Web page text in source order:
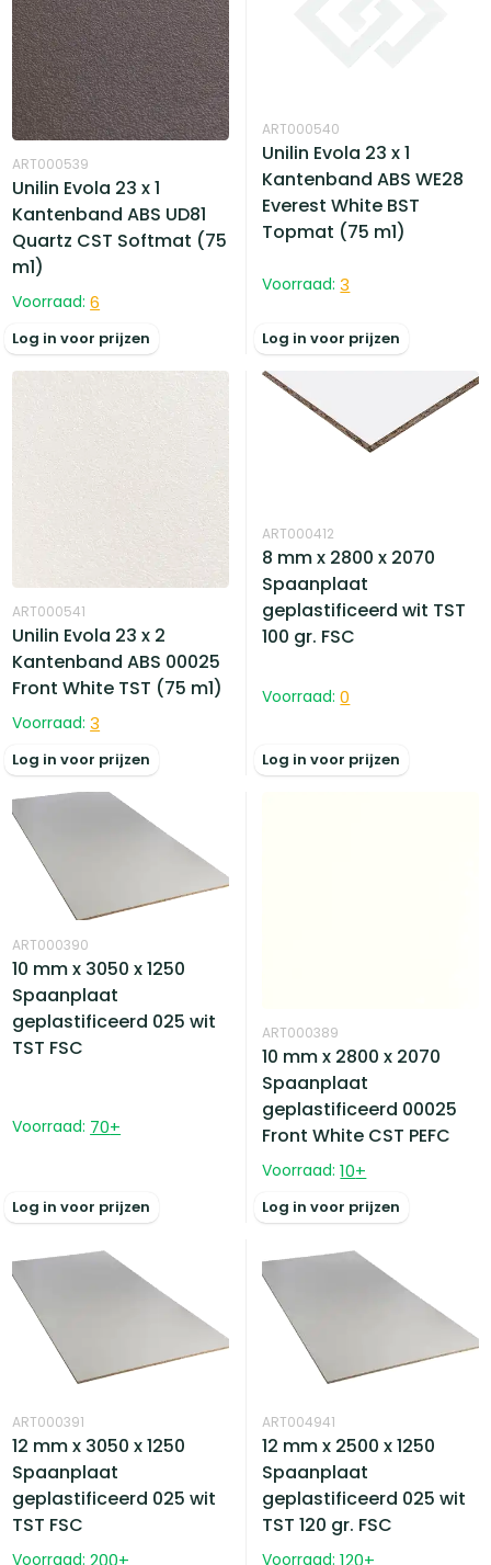
ART000539
Unilin Evola 23 x 1
Kantenband ABS UD81
Quartz CST Softmat (75
m1)
Voorraad: 6
Log in voor prijzen
ART000540
Unilin Evola 23 x 1
Kantenband ABS WE28
Everest White BST
Topmat (75 m1)
Voorraad: 3
Log in voor prijzen
ART000541
Unilin Evola 23 x 2
Kantenband ABS 00025
Front White TST (75 m1)
Voorraad: 3
Log in voor prijzen
ART000412
8 mm x 2800 x 2070
Spaanplaat
geplastificeerd wit TST
100 gr. FSC
Voorraad: 0
Log in voor prijzen
ART000390
10 mm x 3050 x 1250
Spaanplaat
geplastificeerd 025 wit
TST FSC
Voorraad: 70+
Log in voor prijzen
ART000389
10 mm x 2800 x 2070
Spaanplaat
geplastificeerd 00025
Front White CST PEFC
Voorraad: 10+
Log in voor prijzen
ART000391
12 mm x 3050 x 1250
Spaanplaat
geplastificeerd 025 wit
TST FSC
Voorraad: 200+
ART004941
12 mm x 2500 x 1250
Spaanplaat
geplastificeerd 025 wit
TST 120 gr. FSC
Voorraad: 120+